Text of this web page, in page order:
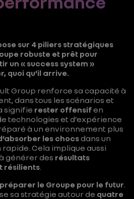
sur 4 piliers stratégiques
robuste et prêt pour
un « success system »
quoi qu’il arrive.
Group renforce sa capacité à
dans tous les scénarios et
signifie rester offensifen
technologies et d’expérience
à un environnement plus
les chocsdans un
Cela implique aussi
générer des résultats
résilients.
préparer le Groupe pour le futur.
sa stratégie autour de quatre